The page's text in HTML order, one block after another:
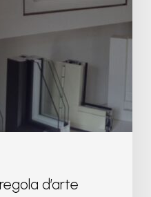
d’arte